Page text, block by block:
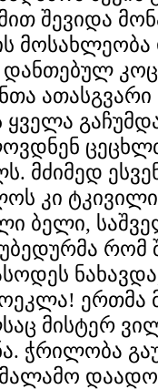
შევიდა
მოსახლეობა
მძიმედ
კი
ბელი,
რომ
ერთმა
მისტერ
ჭრილობა